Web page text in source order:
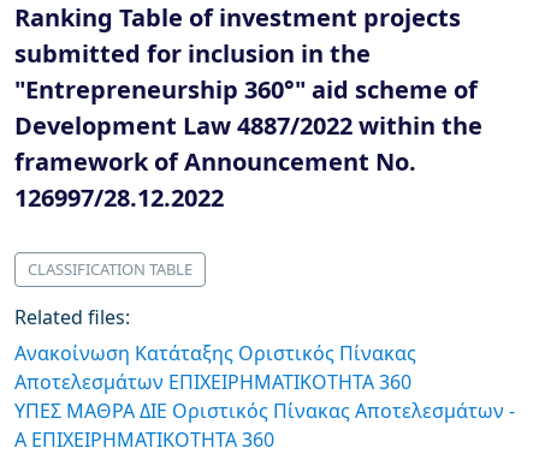
Ranking Table of investment projects
submitted for inclusion in the
"Entrepreneurship 360°" aid scheme of
Development Law 4887/2022 within the
framework of Announcement No.
126997/28.12.2022
CLASSIFICATION TABLE
Related files:
Ανακοίνωση Κατάταξης Οριστικός Πίνακας
Αποτελεσμάτων ΕΠΙΧΕΙΡΗΜΑΤΙΚΟΤΗΤΑ 360
ΥΠΕΣ ΜΑΘΡΑ ΔΙΕ Οριστικός Πίνακας Αποτελεσμάτων -
Α ΕΠΙΧΕΙΡΗΜΑΤΙΚΟΤΗΤΑ 360